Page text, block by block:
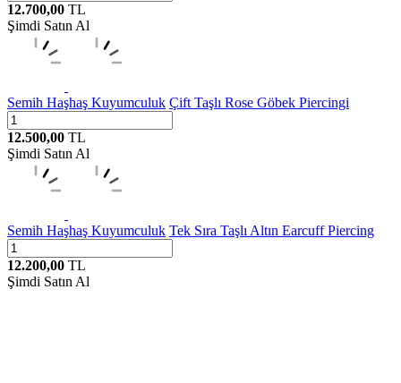
12.700,00 TL
Şimdi Satın Al
Semih Haşhaş Kuyumculuk Çift Taşlı Rose Göbek Piercingi
12.500,00 TL
Şimdi Satın Al
Semih Haşhaş Kuyumculuk Tek Sıra Taşlı Altın Earcuff Piercing
12.200,00 TL
Şimdi Satın Al